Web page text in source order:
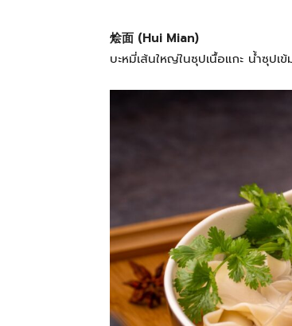
烩面 (Hui Mian)
บะหมี่เส้นใหญ่ในซุปเนื้อแกะ น้ำซุปเ